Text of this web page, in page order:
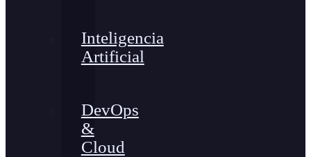
Inteligencia
Artificial
DevOps
&
Cloud